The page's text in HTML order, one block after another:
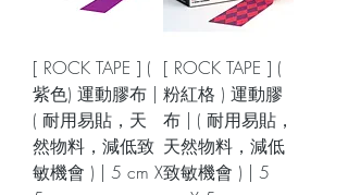
[ ROCK TAPE ] (
紫色) 運動膠布 |
( 耐用易貼，天
然物料，減低致
敏機會 ) | 5 cm X
[ ROCK TAPE ] (
粉紅格 ) 運動膠
布 | ( 耐用易貼，
天然物料，減低
致敏機會 ) | 5